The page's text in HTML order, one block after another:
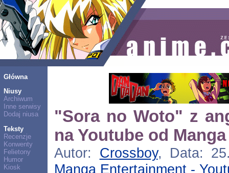
Główna
Niusy
Archiwum
Inne serwisy
Dodaj niusa
Teksty
Recenzje
Konwenty
Felietony
Humor
Kiosk
"Sora no Woto" z
na Youtube od
Autor: Crossboy, Data:
Manga Entertainment -